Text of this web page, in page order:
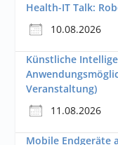
Health-IT Talk:
10.08.2026
Künstliche
Veranstaltung)
11.08.2026
Mobile Endgeräte